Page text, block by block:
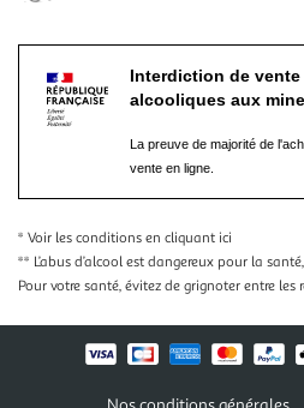
Interdiction de
alcooliques aux
La preuve de majorité de
vente en ligne.
* Voir les conditions en cliquant ici
** L’abus d’alcool est dangereux pour la
Pour votre santé, évitez de grignoter entre les